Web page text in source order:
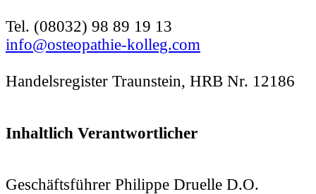
Tel. (08032) 98 89 19 13
info@osteopathie-kolleg.com
Handelsregister Traunstein, HRB Nr. 12186
Inhaltlich Verantwortlicher
Geschäftsführer Philippe Druelle D.O.